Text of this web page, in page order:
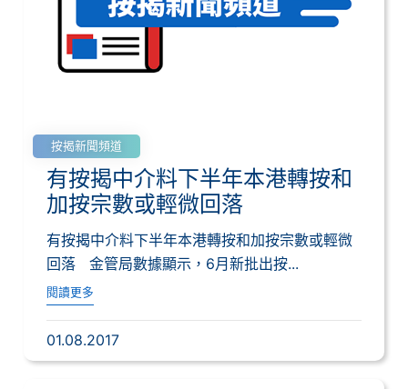
按揭新聞頻道
有按揭中介料下半年本港轉按和
加按宗數或輕微回落
有按揭中介料下半年本港轉按和加按宗數或輕微
回落 金管局數據顯示，6月新批出按...
閱讀更多
01.08.2017